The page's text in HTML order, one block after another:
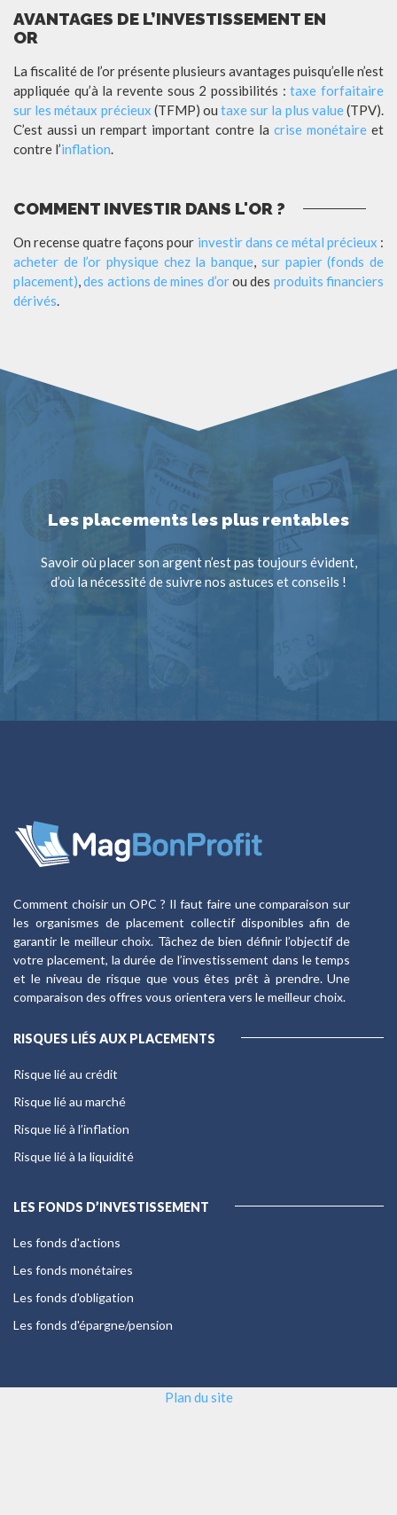
AVANTAGES DE L’INVESTISSEMENT EN
OR
La fiscalité de l’or présente plusieurs avantages puisqu’elle n’est
appliquée qu’à la revente sous 2 possibilités :taxe forfaitaire
sur les métaux précieux (TFMP) outaxe sur la plus value(TPV).
C’est aussi un rempart important contre la crise monétaireet
contre l’inflation
COMMENT INVESTIR DANS L'OR ?
On recense quatre façons pour investir dans ce métal précieux :
acheter de l’or physique chez la banque sur papier (fonds de
placement) ,des actions de mines d’orou des produits financiers
dérivés
Les placements les plus rentables
Savoir où placer son argent n’est pas toujours évident,
d’où la nécessité de suivre nos astuces et conseils !
Comment choisir un OPC ? Il faut faire une comparaison sur
les organismes de placement collectif disponibles afin de
garantir le meilleur choix. Tâchez de bien définir l’objectif de
votre placement, la durée de l’investissement dans le temps
et le niveau de risque que vous êtes prêt à prendre. Une
comparaison des offres vous orientera vers le meilleur choix.
RISQUES LIÉS AUX PLACEMENTS
Risque lié au crédit
Risque lié au marché
Risque lié à l’inflation
Risque lié à la liquidité
LES FONDS D’INVESTISSEMENT
Les fonds d'actions
Les fonds monétaires
Les fonds d'obligation
Les fonds d'épargne/pension
Plan du site